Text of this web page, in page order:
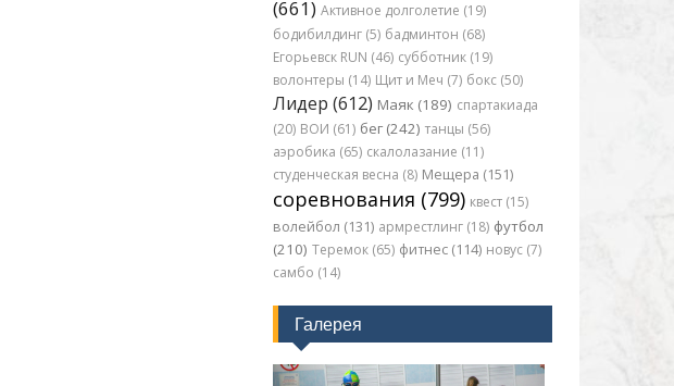
(661) Активное долголетие (19)
бодибилдинг (5) бадминтон (68)
Егорьевск RUN (46) субботник (19)
волонтеры (14) Щит и Меч (7) бокс (50)
Лидер (612) Маяк (189) спартакиада
(20) ВОИ (61) бег (242) танцы (56)
аэробика (65) скалолазание (11)
студенческая весна (8) Мещера (151)
соревнования (799) квест (15)
волейбол (131) армрестлинг (18) футбол
(210) Теремок (65) фитнес (114) новус (7)
самбо (14)
Галерея